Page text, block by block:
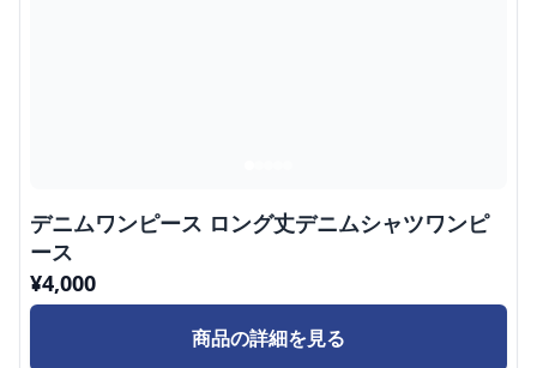
デニムワンピース ロング丈デニムシャツワンピ
ース
¥4,000
商品の詳細を見る